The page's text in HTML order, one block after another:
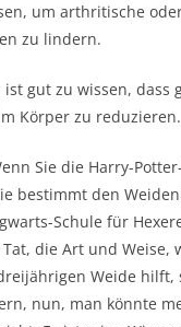
um arthritische
zu lindern.
ist gut zu wissen, dass
Körper zu reduzieren.
Sie die Harry-
bestimmt den
Schule für
die Art und Weise,
Weide hilft,
nun, man könnte